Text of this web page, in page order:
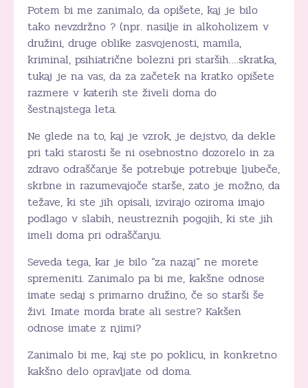
Potem bi me zanimalo, da opišete, kaj je bilo
tako nevzdržno ? (npr. nasilje in alkoholizem v
družini, druge oblike zasvojenosti, mamila,
kriminal, psihiatrične bolezni pri starših….skratka,
tukaj je na vas, da za začetek na kratko opišete
razmere v katerih ste živeli doma do
šestnajstega leta.
Ne glede na to, kaj je vzrok, je dejstvo, da dekle
pri taki starosti še ni osebnostno dozorelo in za
zdravo odraščanje še potrebuje potrebuje ljubeče,
skrbne in razumevajoče starše, zato je možno, da
težave, ki ste jih opisali, izvirajo oziroma imajo
podlago v slabih, neustreznih pogojih, ki ste jih
imeli doma pri odraščanju.
Seveda tega, kar je bilo ”za nazaj” ne morete
spremeniti. Zanimalo pa bi me, kakšne odnose
imate sedaj s primarno družino, če so starši še
živi. Imate morda brate ali sestre? Kakšen
odnose imate z njimi?
Zanimalo bi me, kaj ste po poklicu, in konkretno
kakšno delo opravljate od doma.